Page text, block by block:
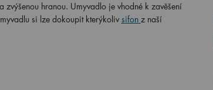
hranou. Umyvadlo je vhodné k zavěšení
si lze dokoupit kterýkolivsifon z naší